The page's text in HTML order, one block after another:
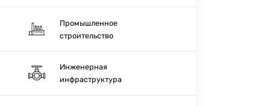
Промышленное
строительство
Инженерная
инфраструктура